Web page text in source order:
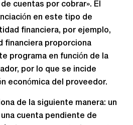
cuentas por cobrar». El
en este tipo de
financiera, por ejemplo,
financiera proporciona
programa en función de la
por lo que se incide
económica del proveedor.
de la siguiente manera: un
cuenta pendiente de